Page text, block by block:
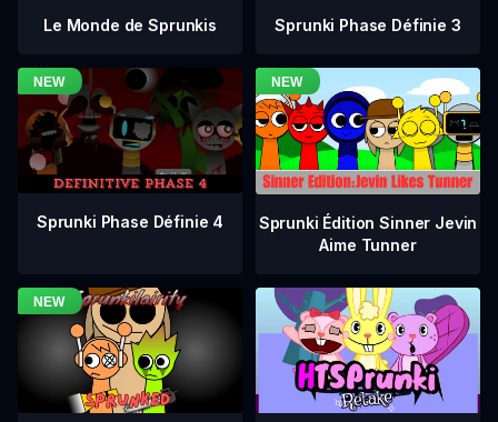
Le Monde de Sprunkis Sprunki Phase Définie 3
Sprunki Phase Définie 4
Sprunki Édition Sinner Jevin
Aime Tunner